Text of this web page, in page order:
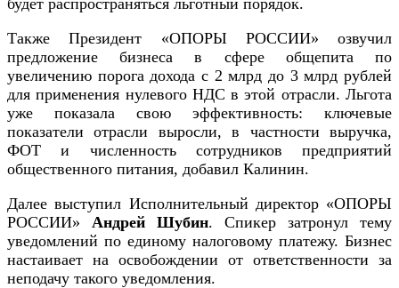
Также Президент «ОПОРЫ РОССИИ» озвучил
предложение бизнеса в сфере общепита по
увеличению порога дохода с 2 млрд до 3 млрд рублей
для применения нулевого НДС в этой отрасли. Льгота
уже показала свою эффективность: ключевые
показатели отрасли выросли, в частности выручка,
ФОТ и численность сотрудников предприятий
общественного питания, добавил Калинин.
Далее выступил Исполнительный директор «ОПОРЫ
РОССИИ» Андрей Шубин. Спикер затронул тему
уведомлений по единому налоговому платежу. Бизнес
настаивает на освобождении от ответственности за
неподачу такого уведомления.